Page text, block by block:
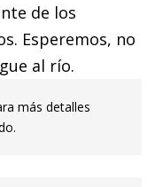
de los
Esperemos, no
al río.
más detalles